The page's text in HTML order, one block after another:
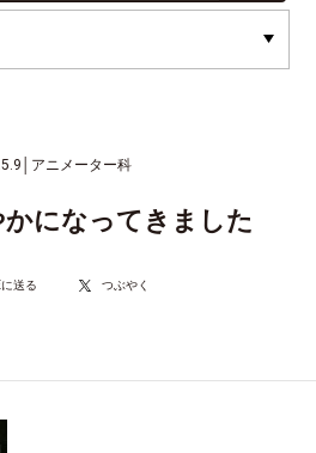
アニメーター科
になってきました
に送る つぶやく